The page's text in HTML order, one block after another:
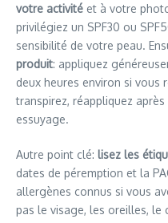
votre activité et à votre
privilégiez un SPF30 ou
sensibilité de votre peau.
produit: appliquez
deux heures environ si vous
transpirez, réappliquez
essuyage.
Autre point clé: lisez les
dates de péremption et la
allergènes connus si vous
pas le visage, les oreilles, le